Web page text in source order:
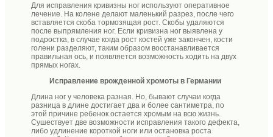
Для исправления кривизны ног используют оперативное
лечение. На колене делают маленький разрез, после чего
вставляется скоба тормозящая рост. Скобы удаляются
после выпрямления ног. Если кривизна ног выявлена у
подростка, в случае когда рост костей уже закончен, кости
голени разделяют, таким образом восстанавливается
правильная ось, и появляется возможность ходить на двух
прямых ногах.
Исправление врожденной хромоты в Германии
Длина ног у человека разная. Но, бывают случаи когда
разница в длине достигает два и более сантиметра, по
этой причине ребенок остается хромым на всю жизнь.
Сушествует две возможности исправления такого дефекта,
либо удлинение короткой ноги или остановка роста